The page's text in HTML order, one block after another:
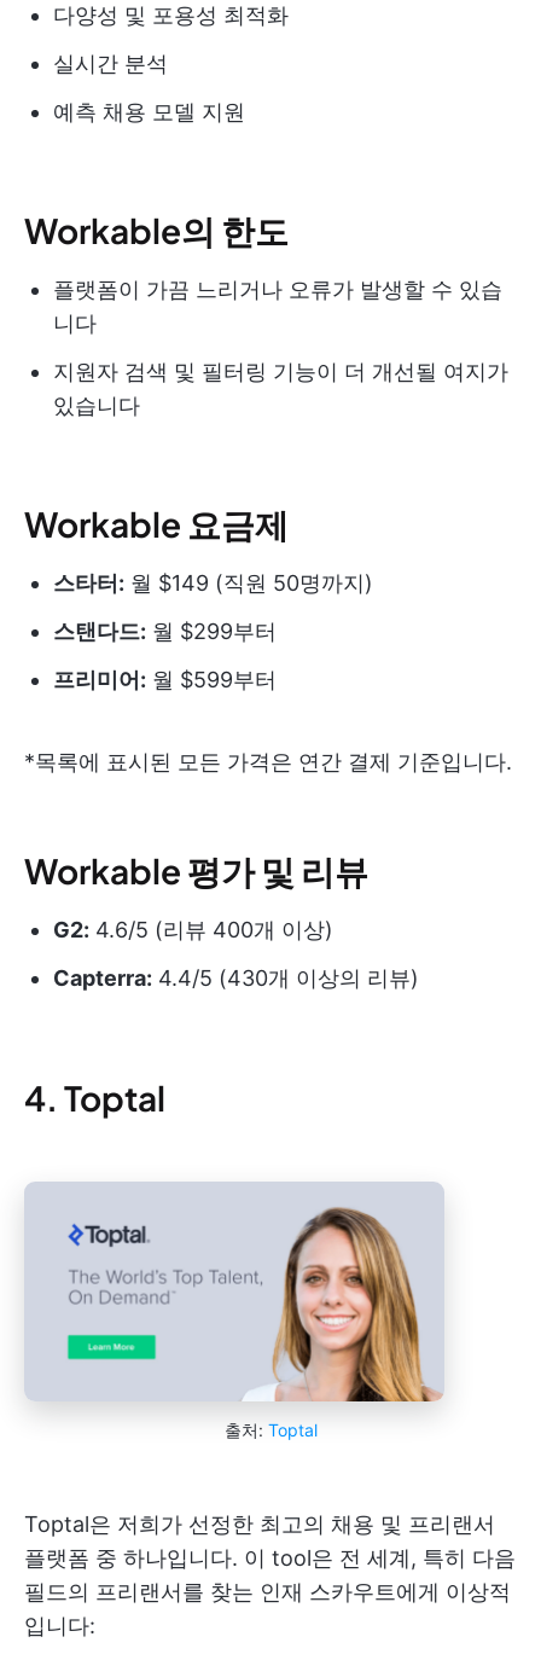
다양성 및 포용성 최적화
실시간 분석
예측 채용 모델 지원
Workable의 한도
플랫폼이 가끔 느리거나 오류가 발생할 수 있습
니다
지원자 검색 및 필터링 기능이 더 개선될 여지가
있습니다
Workable 요금제
스타터: 월 $149 (직원 50명까지)
스탠다드: 월 $299부터
프리미어: 월 $599부터
*목록에 표시된 모든 가격은 연간 결제 기준입니다.
Workable 평가 및 리뷰
G2: 4.6/5 (리뷰 400개 이상)
Capterra: 4.4/5 (430개 이상의 리뷰)
4. Toptal
출처: Toptal
Toptal은 저희가 선정한 최고의 채용 및 프리랜서
플랫폼 중 하나입니다. 이 tool은 전 세계, 특히 다음
필드의 프리랜서를 찾는 인재 스카우트에게 이상적
입니다: